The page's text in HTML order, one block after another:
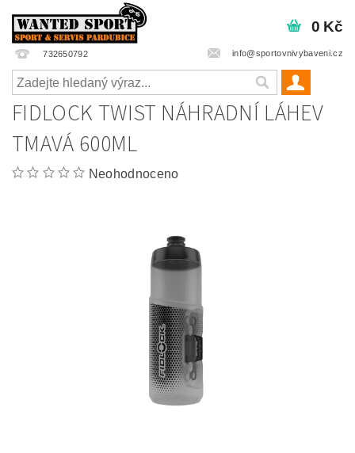
732650792 info@sportovnivybaveni.cz
0 Kč
FIDLOCK TWIST NÁHRADNÍ LÁHEV
TMAVÁ 600ML
Neohodnoceno